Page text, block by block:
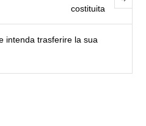
costituita
intenda trasferire la sua